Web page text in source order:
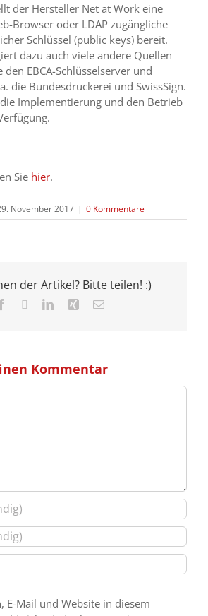
der Hersteller Net at Work eine
Browser oder LDAP zugängliche
Schlüssel (public keys) bereit.
dazu auch viele andere Quellen
EBCA-Schlüsselserver und
die Bundesdruckerei und SwissSign.
Implementierung und den Betrieb
Sie hier.
November 2017 | 0 Kommentare
der Artikel? Bitte teilen! :)
Facebook LinkedInXing E-
Kommentar
E-Mail und Website in diesem